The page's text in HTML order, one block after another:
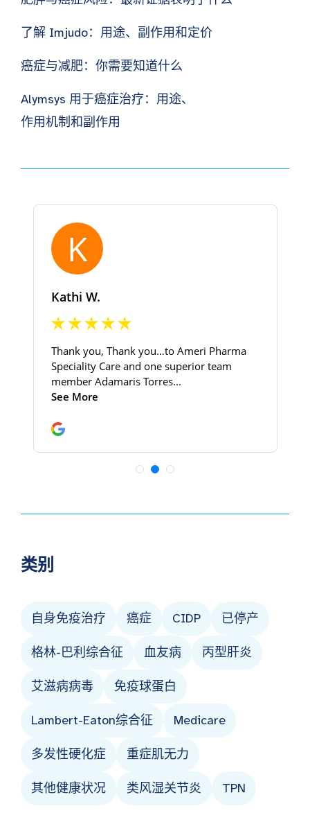
了解 Imjudo：用途、副作用和定价
癌症与减肥：你需要知道什么
Alymsys 用于癌症治疗：用途、
作用机制和副作用
类别
自身免疫治疗 癌症 CIDP 已停产
格林-巴利综合征 血友病 丙型肝炎
艾滋病病毒 免疫球蛋白
Lambert-Eaton综合征 Medicare
多发性硬化症 重症肌无力
其他健康状况 类风湿关节炎 TPN